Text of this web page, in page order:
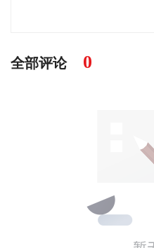
全部评论 0